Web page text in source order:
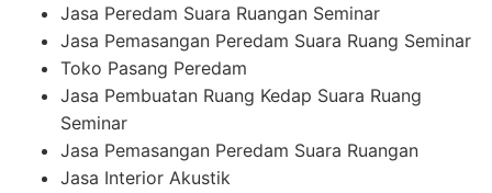
Jasa Peredam Suara Ruangan Seminar
Jasa Pemasangan Peredam Suara Ruang Seminar
Toko Pasang Peredam
Jasa Pembuatan Ruang Kedap Suara Ruang
Seminar
Jasa Pemasangan Peredam Suara Ruangan
Jasa Interior Akustik